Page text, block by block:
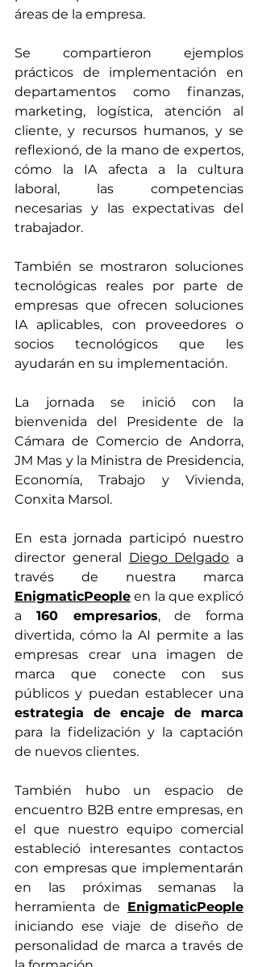
áreas de la empresa.
Se compartieron ejemplos
prácticos de implementación en
departamentos como finanzas,
marketing, logística, atención al
cliente, y recursos humanos, y se
reflexionó, de la mano de expertos,
cómo la IA afecta a la cultura
laboral, las competencias
necesarias y las expectativas del
trabajador.
También se mostraron soluciones
tecnológicas reales por parte de
empresas que ofrecen soluciones
IA aplicables, con proveedores o
socios tecnológicos que les
ayudarán en su implementación.
La jornada se inició con la
bienvenida del Presidente de la
Cámara de Comercio de Andorra,
JM Mas y la Ministra de Presidencia,
Economía, Trabajo y Vivienda,
Conxita Marsol.
En esta jornada participó nuestro
director general Diego Delgado a
EnigmaticPeople en la que explicó
a 160 empresarios, de forma
divertida, cómo la AI permite a las
empresas crear una imagen de
marca que conecte con sus
estrategia de encaje de marca
para la fidelización y la captación
de nuevos clientes.
También hubo un espacio de
encuentro B2B entre empresas, en
el que nuestro equipo comercial
estableció interesantes contactos
con empresas que implementarán
en las próximas semanas la
herramienta de EnigmaticPeople
iniciando ese viaje de diseño de
personalidad de marca a través de